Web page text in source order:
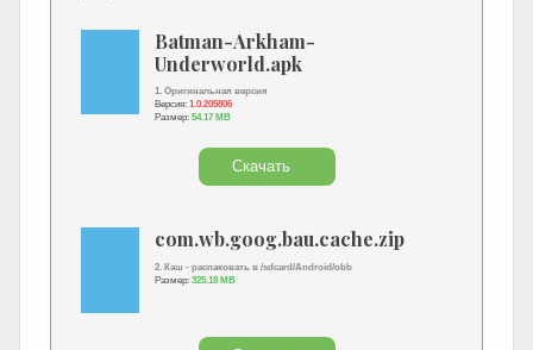
Batman-Arkham-
Underworld.apk
1. Оригинальная версия
Версия: 1.0.205806
Размер: 54.17 MB
Скачать
com.wb.goog.bau.cache.zip
2. Кэш - распаковать в /sdcard/Android/obb
Размер: 325.18 MB